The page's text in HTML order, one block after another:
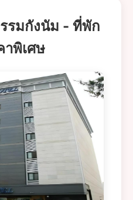
รมกังนัม - ที่พัก
พิเศษ